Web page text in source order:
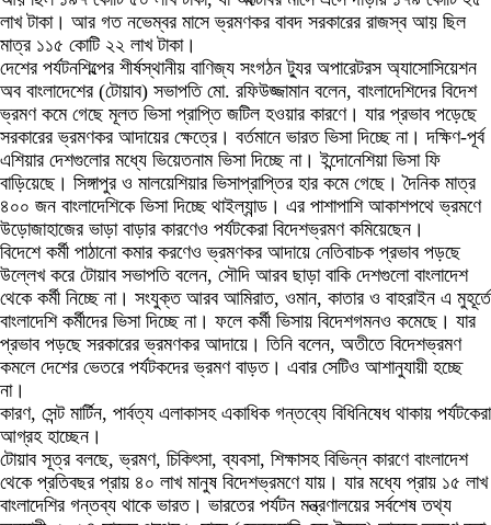
লাখ টাকা। আর গত নভেম্বর মাসে ভ্রমণকর বাবদ সরকারের রাজস্ব আয় ছিল
মাত্র ১১৫ কোটি ২২ লাখ টাকা।
দেশের পর্যটনশিল্পের শীর্ষস্থানীয় বাণিজ্য সংগঠন ট্যুর অপারেটরস অ্যাসোসিয়েশন
অব বাংলাদেশের (টোয়াব) সভাপতি মো. রফিউজ্জামান বলেন, বাংলাদেশিদের বিদেশ
ভ্রমণ কমে গেছে মূলত ভিসা প্রাপ্তি জটিল হওয়ার কারণে। যার প্রভাব পড়েছে
সরকারের ভ্রমণকর আদায়ের ক্ষেত্রে। বর্তমানে ভারত ভিসা দিচ্ছে না। দক্ষিণ-পূর্ব
এশিয়ার দেশগুলোর মধ্যে ভিয়েতনাম ভিসা দিচ্ছে না। ইন্দোনেশিয়া ভিসা ফি
বাড়িয়েছে। সিঙ্গাপুর ও মালয়েশিয়ার ভিসাপ্রাপ্তির হার কমে গেছে। দৈনিক মাত্র
৪০০ জন বাংলাদেশিকে ভিসা দিচ্ছে থাইল্যান্ড। এর পাশাপাশি আকাশপথে ভ্রমণে
উড়োজাহাজের ভাড়া বাড়ার কারণেও পর্যটকেরা বিদেশভ্রমণ কমিয়েছেন।
বিদেশে কর্মী পাঠানো কমার করণেও ভ্রমণকর আদায়ে নেতিবাচক প্রভাব পড়ছে
উল্লেখ করে টোয়াব সভাপতি বলেন, সৌদি আরব ছাড়া বাকি দেশগুলো বাংলাদেশ
থেকে কর্মী নিচ্ছে না। সংযুক্ত আরব আমিরাত, ওমান, কাতার ও বাহরাইন এ মুহূর্তে
বাংলাদেশি কর্মীদের ভিসা দিচ্ছে না। ফলে কর্মী ভিসায় বিদেশগমনও কমেছে। যার
প্রভাব পড়ছে সরকারের ভ্রমণকর আদায়ে। তিনি বলেন, অতীতে বিদেশভ্রমণ
কমলে দেশের ভেতরে পর্যটকদের ভ্রমণ বাড়ত। এবার সেটিও আশানুযায়ী হচ্ছে
না।
কারণ, সেন্ট মার্টিন, পার্বত্য এলাকাসহ একাধিক গন্তব্যে বিধিনিষেধ থাকায় পর্যটকেরা
আগ্রহ হাচ্ছেন।
টোয়াব সূত্র বলছে, ভ্রমণ, চিকিৎসা, ব্যবসা, শিক্ষাসহ বিভিন্ন কারণে বাংলাদেশ
থেকে প্রতিবছর প্রায় ৪০ লাখ মানুষ বিদেশভ্রমণে যায়। যার মধ্যে প্রায় ১৫ লাখ
বাংলাদেশির গন্তব্য থাকে ভারত। ভারতের পর্যটন মন্ত্রণালয়ের সর্বশেষ তথ্য